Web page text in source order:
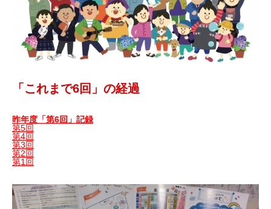
「これまで6回」の経過
昨年度「第6回」記録
第5回
第4回
第3回
第2回
第1回